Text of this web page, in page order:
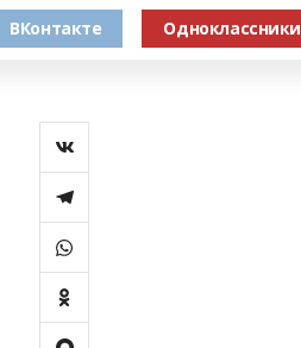
ВКонтакте Одноклассники